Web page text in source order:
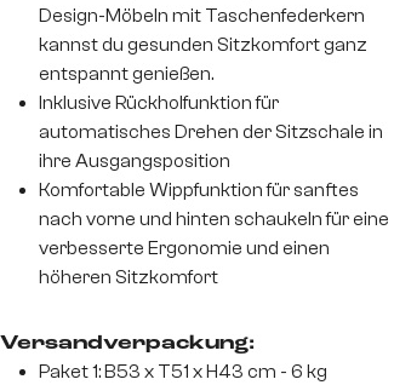
Design-Möbeln mit Taschenfederkern
kannst du gesunden Sitzkomfort ganz
entspannt genießen.
Inklusive Rückholfunktion für
automatisches Drehen der Sitzschale in
ihre Ausgangsposition
Komfortable Wippfunktion für sanftes
nach vorne und hinten schaukeln für eine
verbesserte Ergonomie und einen
höheren Sitzkomfort
Versandverpackung:
Paket 1: B53 x T51 x H43 cm - 6 kg